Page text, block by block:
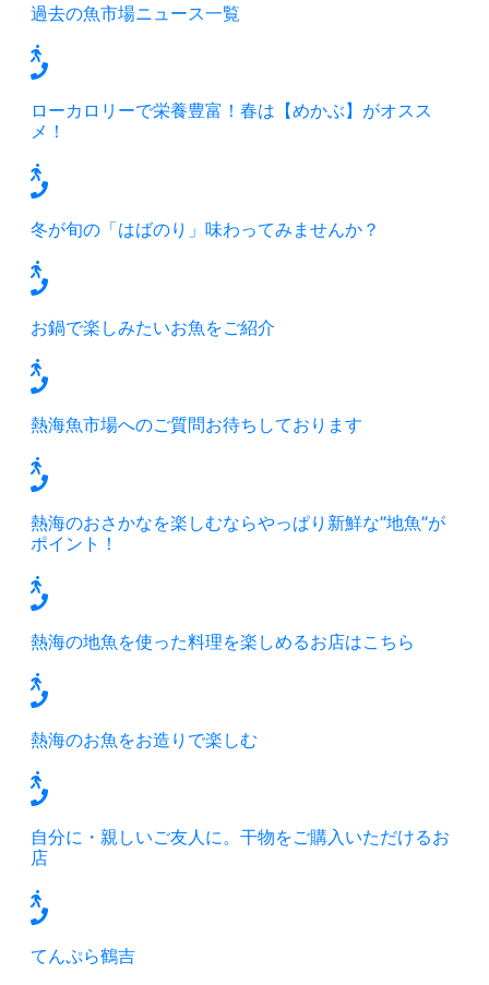
過去の魚市場ニュース一覧
ローカロリーで栄養豊富！春は【めかぶ】がオスス
メ！
冬が旬の「はばのり」味わってみませんか？
お鍋で楽しみたいお魚をご紹介
熱海魚市場へのご質問お待ちしております
熱海のおさかなを楽しむならやっぱり新鮮な”地魚”が
ポイント！
熱海の地魚を使った料理を楽しめるお店はこちら
熱海のお魚をお造りで楽しむ
自分に・親しいご友人に。干物をご購入いただけるお
店
てんぷら鶴吉